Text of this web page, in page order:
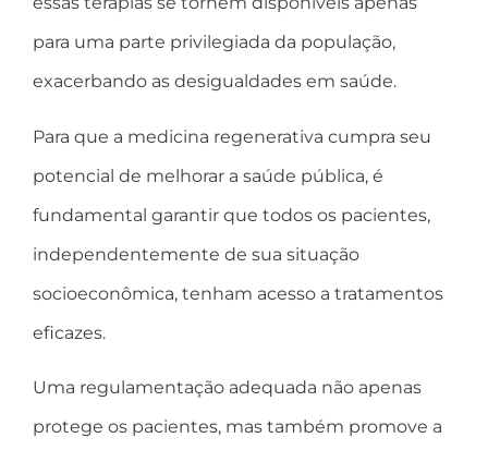
para uma parte privilegiada da população,
exacerbando as desigualdades em saúde.
Para que a medicina regenerativa cumpra seu
potencial de melhorar a saúde pública, é
fundamental garantir que todos os pacientes,
independentemente de sua situação
socioeconômica, tenham acesso a tratamentos
eficazes.
Uma regulamentação adequada não apenas
protege os pacientes, mas também promove a